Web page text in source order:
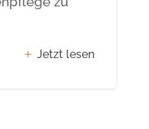
Jetzt lesen